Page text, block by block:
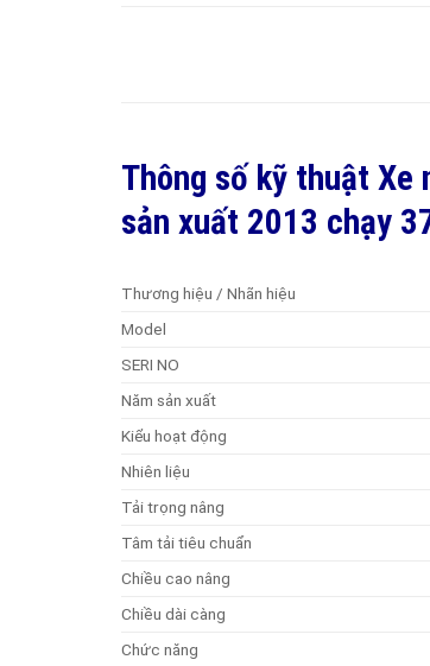
Thông số kỹ thuật Xe
sản xuất 2013 chạy
Thương hiệu / Nhãn hiệu
Model
SERI NO
Năm sản xuất
Kiểu hoạt động
Nhiên liệu
Tải trọng nâng
Tâm tải tiêu chuẩn
Chiều cao nâng
Chiều dài càng
Chức năng